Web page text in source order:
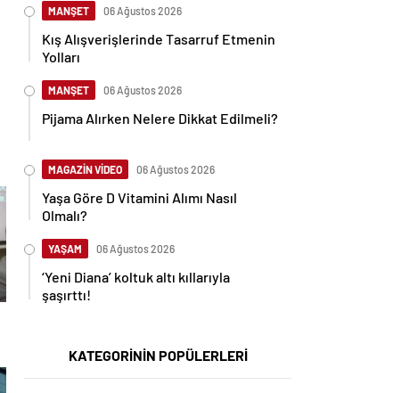
MANŞET 06 Ağustos 2026
Kış Alışverişlerinde Tasarruf Etmenin
Yolları
MANŞET 06 Ağustos 2026
Pijama Alırken Nelere Dikkat Edilmeli?
MAGAZİN VİDEO 06 Ağustos 2026
Yaşa Göre D Vitamini Alımı Nasıl
Olmalı?
YAŞAM 06 Ağustos 2026
‘Yeni Diana’ koltuk altı kıllarıyla
şaşırttı!
KATEGORİNİN POPÜLERLERİ